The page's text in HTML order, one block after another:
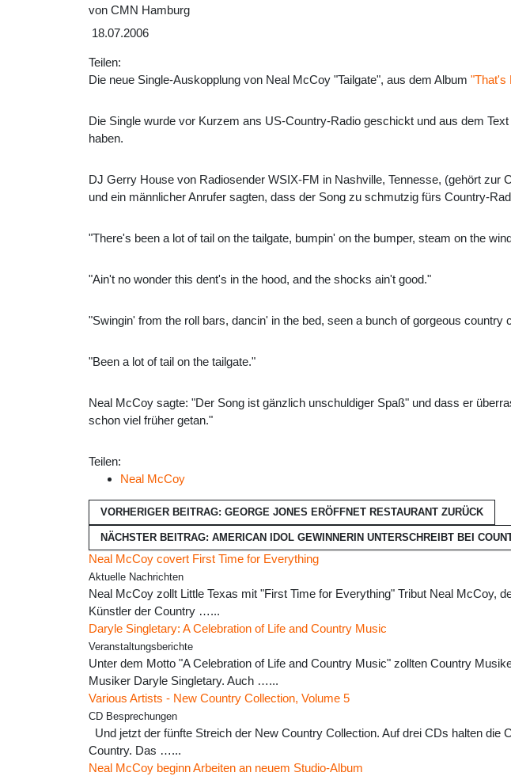
von CMN Hamburg
18.07.2006
Teilen:
Die neue Single-Auskopplung von Neal McCoy "Tailgate", aus dem Album "That's
Die Single wurde vor Kurzem ans US-Country-Radio geschickt und aus dem
haben.
DJ Gerry House von Radiosender WSIX-FM in Nashville, Tennesse, (gehört zur
und ein männlicher Anrufer sagten, dass der Song zu schmutzig fürs Country-
"There's been a lot of tail on the tailgate, bumpin' on the bumper, steam on the
"Ain't no wonder this dent's in the hood, and the shocks ain't good."
"Swingin' from the roll bars, dancin' in the bed, seen a bunch of gorgeous
"Been a lot of tail on the tailgate."
Neal McCoy sagte: "Der Song ist gänzlich unschuldiger Spaß" und dass er
schon viel früher getan."
Teilen:
Neal McCoy
VORHERIGER BEITRAG: GEORGE JONES ERÖFFNET RESTAURANT ZURÜCK
NÄCHSTER BEITRAG: AMERICAN IDOL GEWINNERIN UNTERSCHREIBT BEI
Neal McCoy covert First Time for Everything
Aktuelle Nachrichten
Neal McCoy zollt Little Texas mit "First Time for Everything" Tribut Neal McCoy,
Künstler der Country …...
Daryle Singletary: A Celebration of Life and Country Music
Veranstaltungsberichte
Unter dem Motto "A Celebration of Life and Country Music" zollten Country
Musiker Daryle Singletary. Auch …...
Various Artists - New Country Collection, Volume 5
CD Besprechungen
Und jetzt der fünfte Streich der New Country Collection. Auf drei CDs halten
Country. Das …...
Neal McCoy beginn Arbeiten an neuem Studio-Album